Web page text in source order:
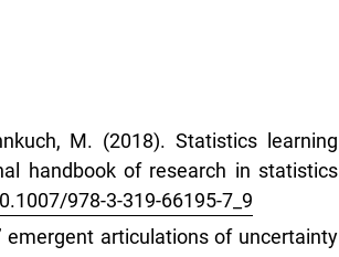
M. (2018). Statistics learning
handbook of research in statistics
978-3-319-66195-7_9
emergent articulations of uncertainty